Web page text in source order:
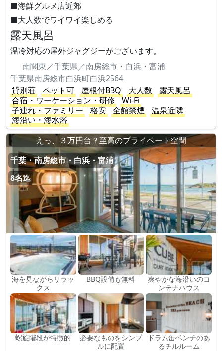
■海鮮グルメ店近郊
■大人数でワイワイ楽しめる
露天風呂
温冷対応の屋外ジャグジーがございます。
南関東／千葉県／南房総市・白浜・富浦
千葉県南房総市白浜町白浜2564
貸別荘
ペット可 屋根付BBQ 大人数
露天風呂
合宿・ワーケーション・研修
Wi-Fi
子連れ・ファミリー
格安 全館禁煙
温泉近隣
海沿い・海水浴
えっ、３万円台？至高のプライベート空間
千葉・南房総市・白浜・富浦
8名迄
海を見ながらリラッ
クス
BBQ設備も無料
爽やかな海沿いのコ
ンテナハウス
螺旋階段が特徴的
必要なものをシンプ
ルに配置
ドラム缶ベンチのあ
るチルルーム